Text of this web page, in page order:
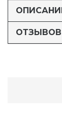
ОТЗЫВОВ